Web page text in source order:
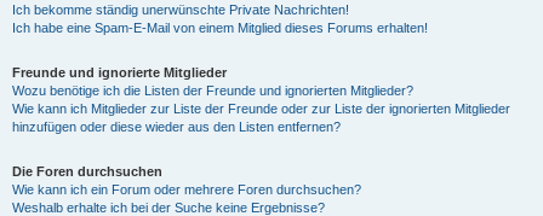
Ich bekomme ständig unerwünschte Private Nachrichten!
Ich habe eine Spam-E-Mail von einem Mitglied dieses Forums erhalten!
Freunde und ignorierte Mitglieder
Wozu benötige ich die Listen der Freunde und ignorierten Mitglieder?
Wie kann ich Mitglieder zur Liste der Freunde oder zur Liste der ignorierten Mitglieder
hinzufügen oder diese wieder aus den Listen entfernen?
Die Foren durchsuchen
Wie kann ich ein Forum oder mehrere Foren durchsuchen?
Weshalb erhalte ich bei der Suche keine Ergebnisse?